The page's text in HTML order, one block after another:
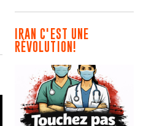
IRAN C'EST UNE
RÉVOLUTION!